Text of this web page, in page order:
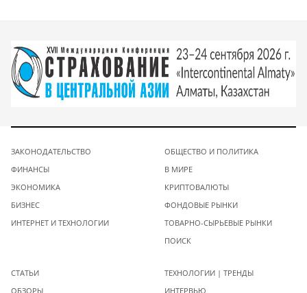
ЗАКОНОДАТЕЛЬСТВО
ФИНАНСЫ
ЭКОНОМИКА
БИЗНЕС
ИНТЕРНЕТ И ТЕХНОЛОГИИ
ОБЩЕСТВО И ПОЛИТИКА
В МИРЕ
КРИПТОВАЛЮТЫ
ФОНДОВЫЕ РЫНКИ
ТОВАРНО-СЫРЬЕВЫЕ РЫНКИ
ПОИСК
СТАТЬИ
ОБЗОРЫ
ТЕХНОЛОГИИ | ТРЕНДЫ
ИНТЕРВЬЮ